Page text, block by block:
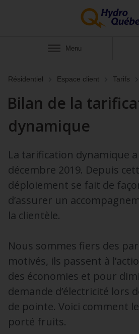
Afficher
Menu
Résidentiel Espace client Tarifs
Bilan de la
dynamique
La tarification dynamique a
décembre 2019. Depuis
déploiement se fait de
d’assurer un
la clientèle.
Nous sommes fiers des
motivés, ils passent à
des économies et pour
demande d’électricité lors
de pointe. Voici comment
porté fruits.